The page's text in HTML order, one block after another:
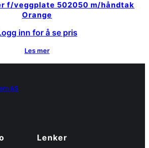
f/veggplate 502050 m/håndtak
Orange
inn for å se pris
Les mer
Lenker